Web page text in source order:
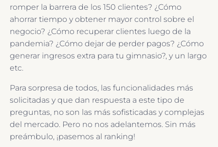
romper la barrera de los 150 clientes? ¿Cómo
ahorrar tiempo y obtener mayor control sobre el
negocio? ¿Cómo recuperar clientes luego de la
pandemia? ¿Cómo dejar de perder pagos? ¿Cómo
generar ingresos extra para tu gimnasio?, y un largo
etc.
Para sorpresa de todos, las funcionalidades más
solicitadas y que dan respuesta a este tipo de
preguntas, no son las más sofisticadas y complejas
del mercado. Pero no nos adelantemos. Sin más
preámbulo, ¡pasemos al ranking!